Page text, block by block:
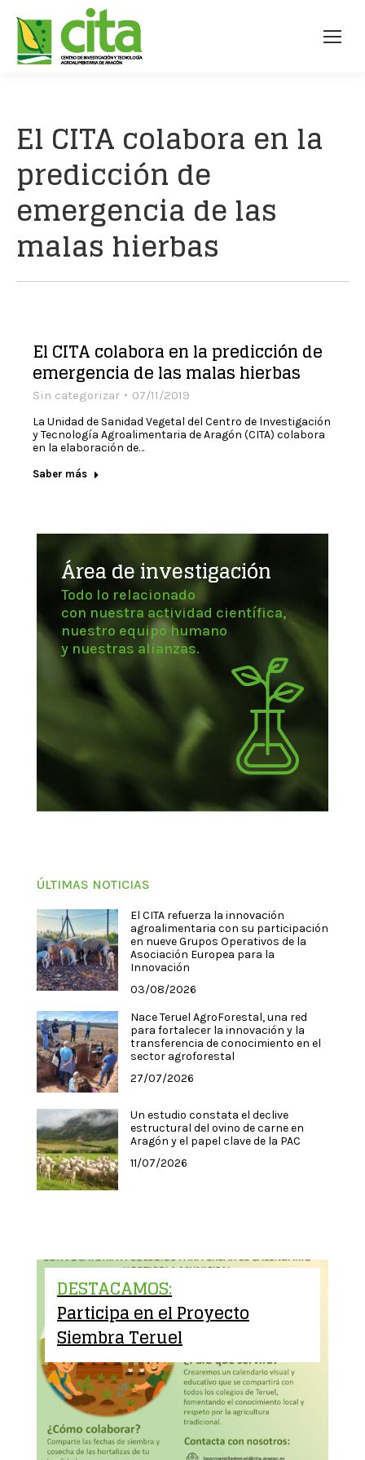
El CITA colabora en la
predicción de
emergencia de las
malas hierbas
El CITA colabora en la predicción de
emergencia de las malas hierbas
Sin categorizar 07/11/2019
La Unidad de Sanidad Vegetal del Centro de Investigación
y Tecnología Agroalimentaria de Aragón (CITA) colabora
en la elaboración de…
Saber más
Área de investigación
Todo lo relacionado
con nuestra actividad científica,
nuestro equipo humano
y nuestras alianzas.
ÚLTIMAS NOTICIAS
El CITA refuerza la innovación
agroalimentaria con su participación
en nueve Grupos Operativos de la
Asociación Europea para la
Innovación
03/08/2026
Nace Teruel AgroForestal, una red
para fortalecer la innovación y la
transferencia de conocimiento en el
sector agroforestal
27/07/2026
Un estudio constata el declive
estructural del ovino de carne en
Aragón y el papel clave de la PAC
11/07/2026
DESTACAMOS:
Participa en el Proyecto
Siembra Teruel